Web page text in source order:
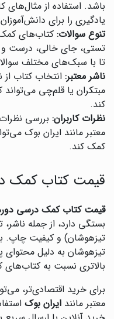
باشد. استفاده از مثال‌های
یادگیری را برای
تنوع سوالات: کتاب‌های
تستی، جای خالی، درست و
تا با سبک‌های مختلف
ناشر معتبر: انتخاب کتاب از
مبتکران یا قلم‌چی
کند.
نظرات کاربران: بررسی
معتبر مانند ایران بوک
کمک کند.
قیمت کتاب کمک
قیمت کتاب کمک درسی دوره
بستگی دارد، از جمله
تیزهوشان) و کیفیت چاپ.
تیزهوشان به دلیل محتوای
بالاتری نسبت به کتاب‌های
برای خرید اقتصادی‌تر،
معتبر مانند ایران بوک